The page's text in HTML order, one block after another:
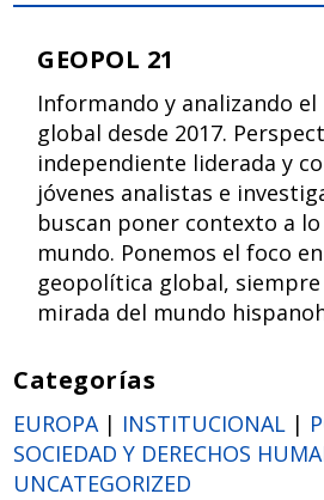
GEOPOL 21
Informando y analizando
global desde 2017.
independiente liderada y
jóvenes analistas e
buscan poner contexto a
mundo. Ponemos el foco
geopolítica global, siempre
mirada del mundo
Categorías
EUROPA| INSTITUCIONAL |
SOCIEDAD Y DERECHOS
UNCATEGORIZED